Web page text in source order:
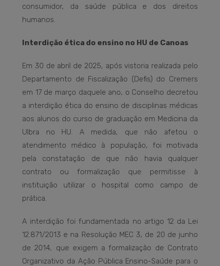
consumidor, da saúde pública e dos direitos
humanos.
Interdição ética do ensino no HU de Canoas
Em 30 de abril de 2025, após vistoria realizada pelo
Departamento de Fiscalização (Defis) do Cremers
em 17 de março daquele ano, o Conselho decretou
a interdição ética do ensino de disciplinas médicas
aos alunos do curso de graduação em Medicina da
Ulbra no HU. A medida, que não afetou o
atendimento médico à população, foi motivada
pela constatação de que não havia qualquer
contrato ou formalização que permitisse à
instituição utilizar o hospital como campo de
prática.
A interdição foi fundamentada no artigo 12 da Lei
12.871/2013 e na Resolução MEC 3, de 20 de junho
de 2014, que exigem a formalização de Contrato
Organizativo da Ação Pública Ensino-Saúde para o